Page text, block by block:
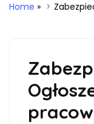
Home »